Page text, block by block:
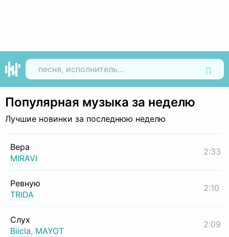
Популярная музыка за неделю
Лучшие новинки за последнюю неделю
Вера
MIRAVI
2:33
Ревную
TRIDA
2:10
Слух
Biicla, MAYOT
2:09